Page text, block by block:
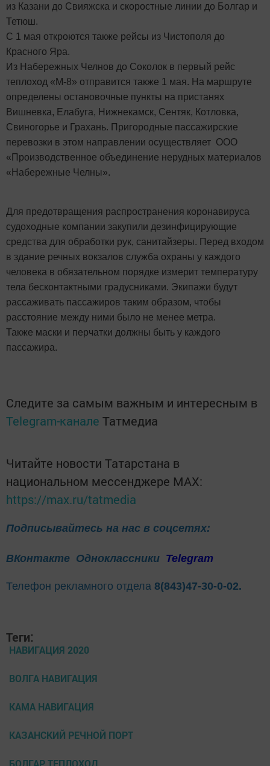
из Казани до Свияжска и скоростные линии до Болгар и
Тетюш.
С 1 мая откроются также рейсы из Чистополя до
Красного Яра.
Из Набережных Челнов до Соколок в первый рейс
теплоход «М-8» отправится также 1 мая. На маршруте
определены остановочные пункты на пристанях
Вишневка, Елабуга, Нижнекамск, Сентяк, Котловка,
Свиногорье и Грахань. Пригородные пассажирские
перевозки в этом направлении осуществляет ООО
«Производственное объединение нерудных материалов
«Набережные Челны».
Для предотвращения распространения коронавируса
судоходные компании закупили дезинфицирующие
средства для обработки рук, санитайзеры. Перед входом
в здание речных вокзалов служба охраны у каждого
человека в обязательном порядке измерит температуру
тела бесконтактными градусниками. Экипажи будут
рассаживать пассажиров таким образом, чтобы
расстояние между ними было не менее метра.
Также маски и перчатки должны быть у каждого
пассажира.
Следите за самым важным и интересным в
Telegram-канале Татмедиа
Читайте новости Татарстана в
национальном мессенджере MАХ:
https://max.ru/tatmedia
Подписывайтесь на нас в соцсетях:
ВКонтакте Одноклассники Telegram
Телефон рекламного отдела 8(843)47-30-0-02.
Теги:
НАВИГАЦИЯ 2020
ВОЛГА НАВИГАЦИЯ
КАМА НАВИГАЦИЯ
КАЗАНСКИЙ РЕЧНОЙ ПОРТ
БОЛГАР ТЕПЛОХОД